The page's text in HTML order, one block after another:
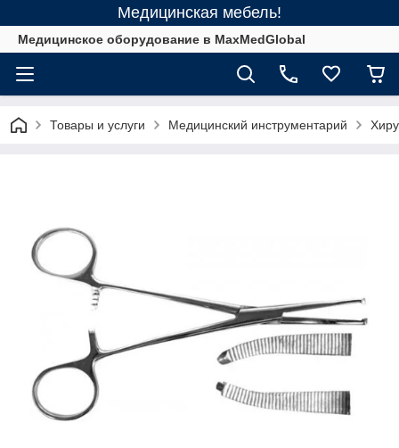
Медицинская мебель!
Медицинское оборудование в MaxMedGlobal
Товары и услуги Медицинский инструментарий